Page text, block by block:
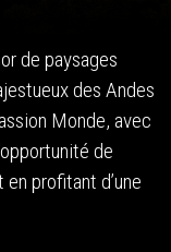
de paysages
des Andes
Monde, avec
de
profitant d’une